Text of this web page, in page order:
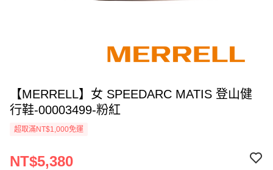
【MERRELL】女 SPEEDARC MATIS 登山健
行鞋-00003499-粉紅
超取滿NT$1,000免運
NT$5,380